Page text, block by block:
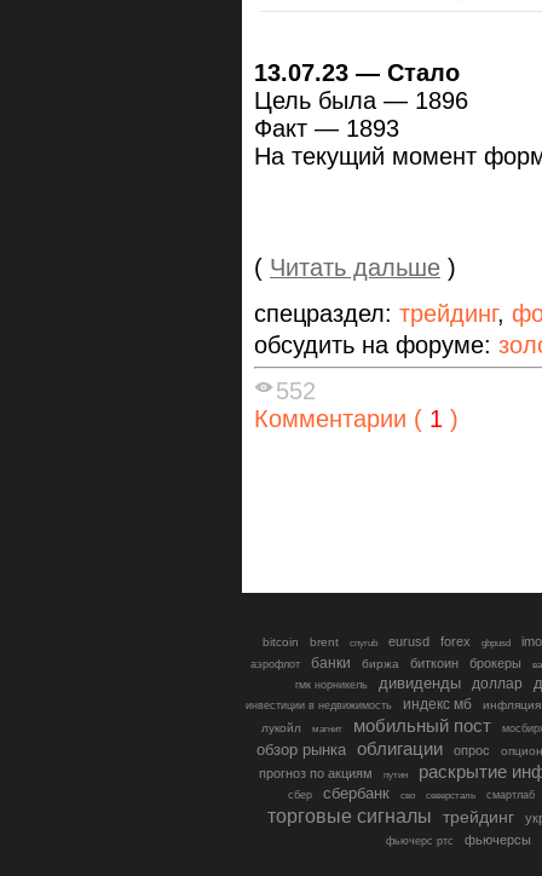
13.07.23 — Стало
Цель была — 1896
Факт — 1893
На текущий момент
( Читать дальше )
спецраздел: трейдинг,
обсудить на форуме:
552
Комментарии ( 1 )
bitcoin brent cnyrub eurusd forex gbpusd
аэрофлот банки биржа биткоин брокеры
гмк норникель
дивиденды доллар
инвестиции в недвижимость индекс мб
инфляция
лукойл
магнит мобильный пост
обзор рынка облигации опрос
прогноз по акциям путин раскрытие
сбер сбербанк сво северсталь смартлаб
торговые сигналы трейдинг
фьючерс ртс фьючерсы